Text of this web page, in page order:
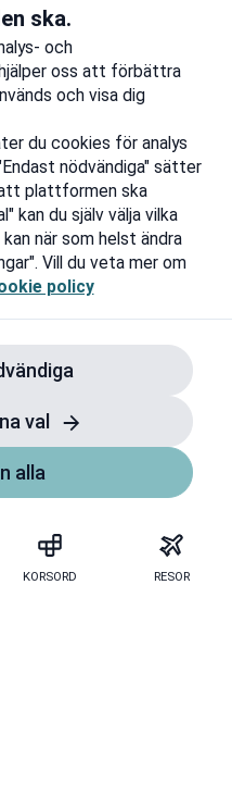
KORSORD RESOR
ska.
och
oss att förbättra
och visa dig
du cookies för analys
nödvändiga" sätter
plattformen ska
kan du själv välja vilka
när som helst ändra
Vill du veta mer om
policy
val
alla